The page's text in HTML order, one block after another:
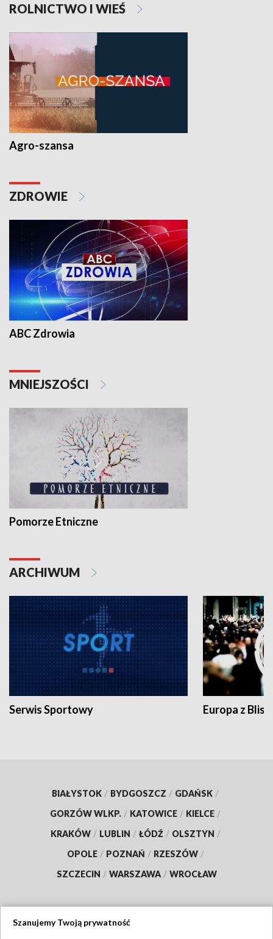
ROLNICTWO I WIEŚ
Agro-szansa
ZDROWIE
ABC Zdrowia
MNIEJSZOŚCI
Pomorze Etniczne
ARCHIWUM
Serwis Sportowy Europa z
BIAŁYSTOK / BYDGOSZCZ / GDAŃSK /
GORZÓW WLKP. / KATOWICE / KIELCE /
KRAKÓW / LUBLIN / ŁÓDŹ / OLSZTYN /
OPOLE / POZNAŃ / RZESZÓW /
SZCZECIN / WARSZAWA / WROCŁAW
Szanujemy Twoją prywatność